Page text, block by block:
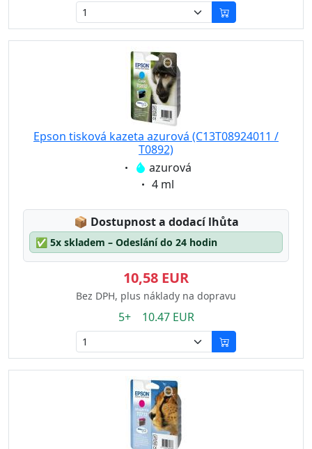
Epson tisková kazeta azurová (C13T08924011 /
T0892)
Eigenschaft:
azurová
Eigenschaft:
4 ml
📦 Lagerstatus:
Dostupnost a dodací lhůta
✅ 5x skladem – Odeslání do 24 hodin
10,58 EUR
Bez DPH, plus náklady na dopravu
5+ 10.47 EUR